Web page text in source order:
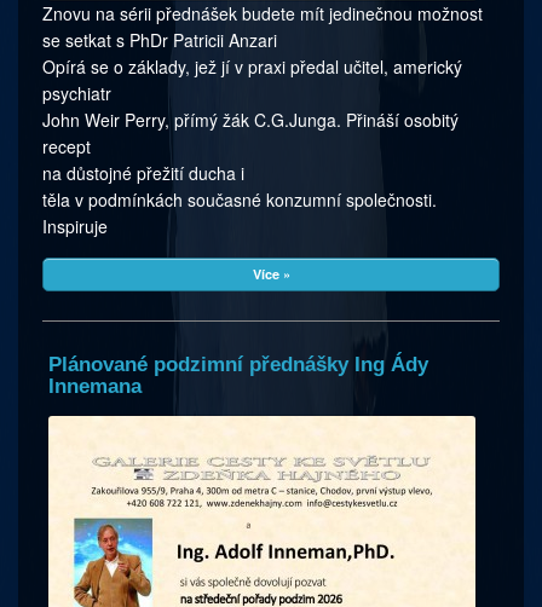
Znovu na sérii přednášek budete mít jedinečnou možnost
se setkat s PhDr Patricii Anzari
Opírá se o základy, jež jí v praxi předal učitel, americký
psychiatr
John Weir Perry, přímý žák C.G.Junga. Přináší osobitý
recept
na důstojné přežití ducha i
těla v podmínkách současné konzumní společnosti.
Inspiruje
Více »
Plánované podzimní přednášky Ing Ády
Innemana